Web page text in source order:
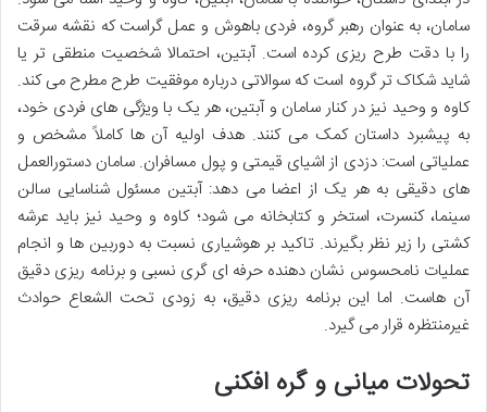
سامان، به عنوان رهبر گروه، فردی باهوش و عمل گراست که نقشه سرقت
را با دقت طرح ریزی کرده است. آبتین، احتمالا شخصیت منطقی تر یا
شاید شکاک تر گروه است که سوالاتی درباره موفقیت طرح مطرح می کند.
کاوه و وحید نیز در کنار سامان و آبتین، هر یک با ویژگی های فردی خود،
به پیشبرد داستان کمک می کنند. هدف اولیه آن ها کاملاً مشخص و
عملیاتی است: دزدی از اشیای قیمتی و پول مسافران. سامان دستورالعمل
های دقیقی به هر یک از اعضا می دهد: آبتین مسئول شناسایی سالن
سینما، کنسرت، استخر و کتابخانه می شود؛ کاوه و وحید نیز باید عرشه
کشتی را زیر نظر بگیرند. تاکید بر هوشیاری نسبت به دوربین ها و انجام
عملیات نامحسوس نشان دهنده حرفه ای گری نسبی و برنامه ریزی دقیق
آن هاست. اما این برنامه ریزی دقیق، به زودی تحت الشعاع حوادث
غیرمنتظره قرار می گیرد.
تحولات میانی و گره افکنی